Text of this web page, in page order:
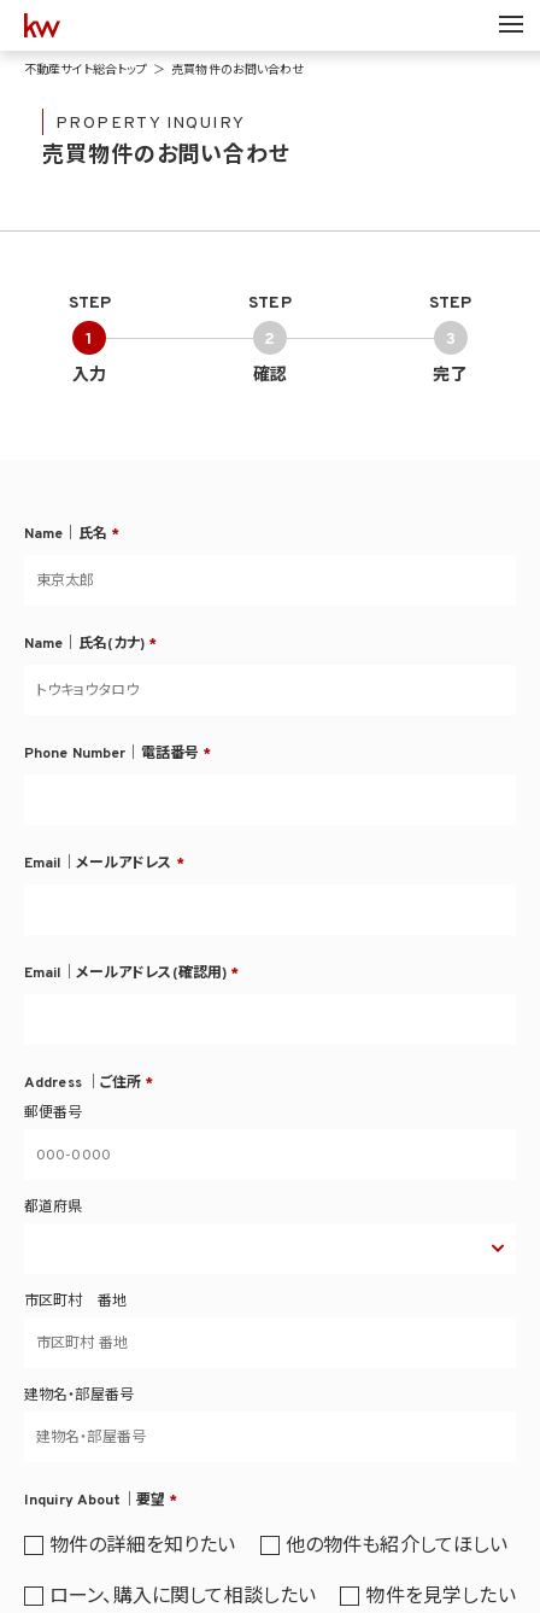
不動産サイト総合トップ 売買物件のお問い合わせ
PROPERTY INQUIRY
売買物件のお問い合わせ
STEP
1
入力
STEP
2
確認
STEP
3
完了
Name｜氏名 *
Name｜氏名(カナ) *
Phone Number｜電話番号 *
Email｜メールアドレス *
Email｜メールアドレス(確認用) *
Address ｜ご住所 *
郵便番号
都道府県
市区町村 番地
建物名・部屋番号
Inquiry About｜要望 *
物件の詳細を知りたい 他の物件も紹介してほしい
ローン、購入に関して相談したい 物件を見学したい